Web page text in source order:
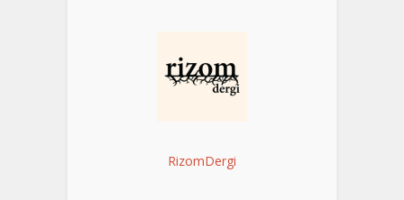
RizomDergi